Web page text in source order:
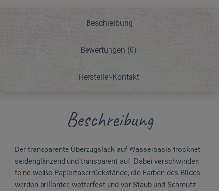
Beschreibung
Bewertungen (0)
Hersteller-Kontakt
Beschreibung
Der transparente Überzugslack auf Wasserbasis trocknet
seidenglänzend und transparent auf. Dabei verschwinden
feine weiße Papierfaserrückstände, die Farben des Bildes
werden brillanter, wetterfest und vor Staub und Schmutz